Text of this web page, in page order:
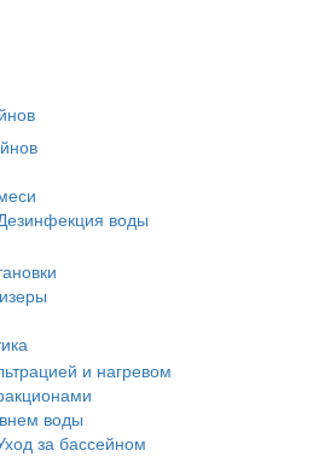
воды
и нагревом
воды
за бассейном